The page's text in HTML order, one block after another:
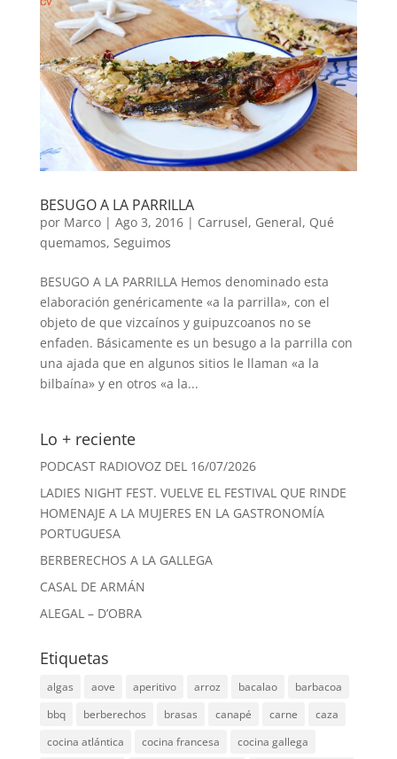
BESUGO A LA PARRILLA
por Marco| Ago 3, 2016| Carrusel, General, Qué
quemamos, Seguimos
BESUGO A LA PARRILLA Hemos denominado esta
elaboración genéricamente «a la parrilla», con el
objeto de que vizcaínos y guipuzcoanos no se
enfaden. Básicamente es un besugo a la parrilla con
una ajada que en algunos sitios le llaman «a la
bilbaína» y en otros «a la...
Lo + reciente
PODCAST RADIOVOZ DEL 16/07/2026
LADIES NIGHT FEST. VUELVE EL FESTIVAL QUE RINDE
HOMENAJE A LA MUJERES EN LA GASTRONOMÍA
PORTUGUESA
BERBERECHOS A LA GALLEGA
CASAL DE ARMÁN
ALEGAL – D’OBRA
Etiquetas
algas aove aperitivo arroz bacalao
barbacoa
bbq
berberechos brasas canapé carne
caza
cocina atlántica
cocina francesa
cocina gallega